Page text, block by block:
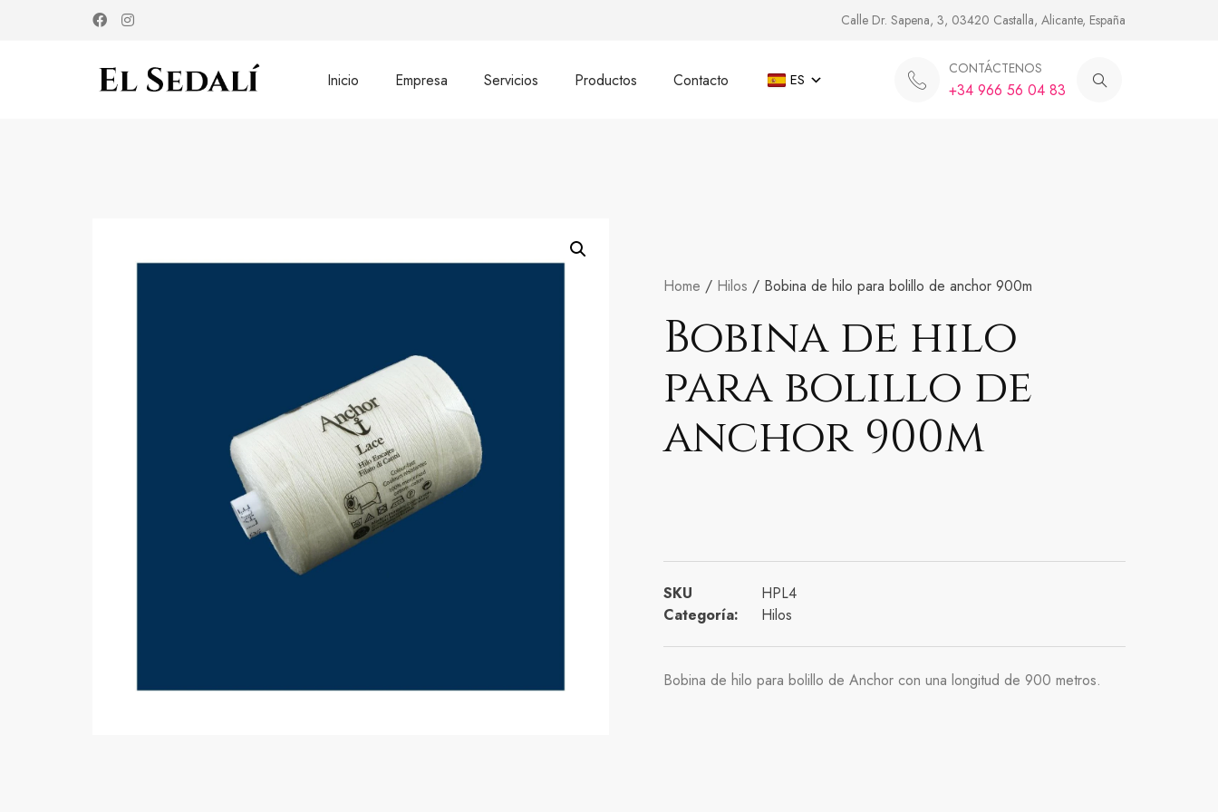
Calle Dr. Sapena, 3, 03420 Castalla, Alicante, España
Inicio Empresa Servicios Productos Contacto ES
CONTÁCTENOS
+34 966 56 04 83
Home / Hilos / Bobina de hilo para bolillo de anchor 900m
Bobina de hilo
para bolillo de
anchor 900m
SKU
HPL4
Categoría:
Hilos
Bobina de hilo para bolillo de Anchor con una longitud de 900 metros.